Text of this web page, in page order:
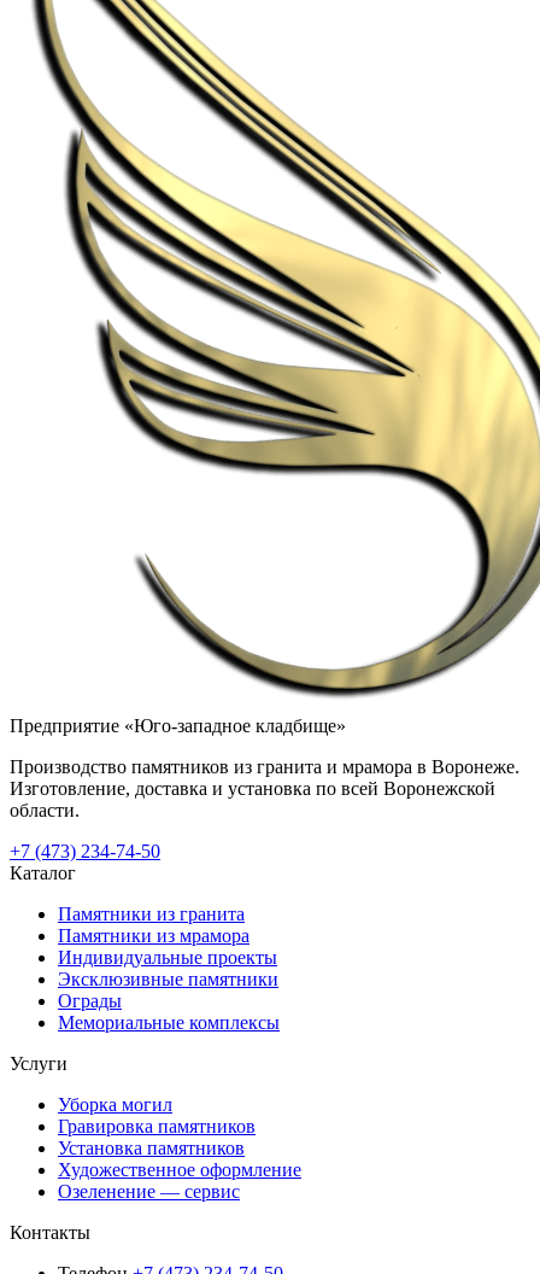
Предприятие «Юго-западное кладбище»
Производство памятников из гранита и мрамора в Воронеже.
Изготовление, доставка и установка по всей Воронежской
области.
+7 (473) 234-74-50
Каталог
Памятники из гранита
Памятники из мрамора
Индивидуальные проекты
Эксклюзивные памятники
Ограды
Мемориальные комплексы
Услуги
Уборка могил
Гравировка памятников
Установка памятников
Художественное оформление
Озеленение — сервис
Контакты